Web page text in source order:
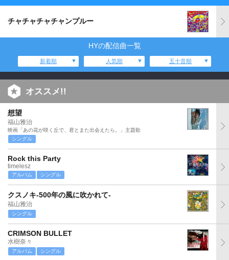
チャチャチャチャンプルー
HYの配信曲一覧
新着順 人気順 五十音順
オススメ!!
想望
福山雅治
映画「あの花が咲く丘で、君とまた出会えたら。」主題歌
シングル
Rock this Party
timelesz
アルバム シングル
クスノキ-500年の風に吹かれて-
福山雅治
シングル
CRIMSON BULLET
水樹奈々
アルバム シングル